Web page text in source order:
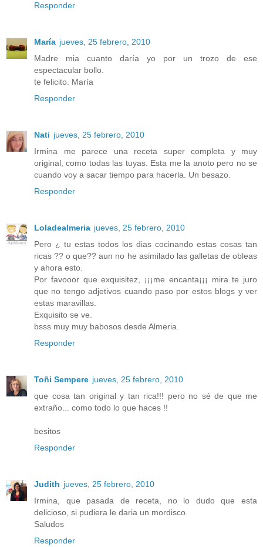
Responder
María jueves, 25 febrero, 2010
Madre mia cuanto daría yo por un trozo de ese
espectacular bollo.
te felicito. María
Responder
Nati jueves, 25 febrero, 2010
Irmina me parece una receta super completa y muy
original, como todas las tuyas. Esta me la anoto pero no se
cuando voy a sacar tiempo para hacerla. Un besazo.
Responder
Loladealmeria jueves, 25 febrero, 2010
Pero ¿ tu estas todos los dias cocinando estas cosas tan
ricas ?? o que?? aun no he asimilado las galletas de obleas
y ahora esto.
Por favooor que exquisitez, ¡¡¡me encanta¡¡¡ mira te juro
que no tengo adjetivos cuando paso por estos blogs y ver
estas maravillas.
Exquisito se ve.
bsss muy muy babosos desde Almeria.
Responder
Toñi Sempere jueves, 25 febrero, 2010
que cosa tan original y tan rica!!! pero no sé de que me
extraño... como todo lo que haces !!
besitos
Responder
Judith jueves, 25 febrero, 2010
Irmina, que pasada de receta, no lo dudo que esta
delicioso, si pudiera le daria un mordisco.
Saludos
Responder